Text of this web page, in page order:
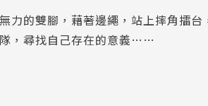
力的雙腳，藉著邊繩，站上摔角擂
，尋找自己存在的意義……